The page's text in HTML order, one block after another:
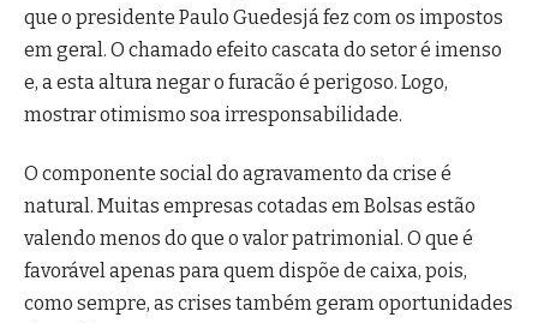
que o presidente Paulo Guedesjá fez com os impostos
em geral. O chamado efeito cascata do setor é imenso
e, a esta altura negar o furacão é perigoso. Logo,
mostrar otimismo soa irresponsabilidade.
O componente social do agravamento da crise é
natural. Muitas empresas cotadas em Bolsas estão
valendo menos do que o valor patrimonial. O que é
favorável apenas para quem dispõe de caixa, pois,
como sempre, as crises também geram oportunidades